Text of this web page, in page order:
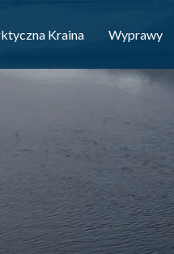
Kraina Wyprawy